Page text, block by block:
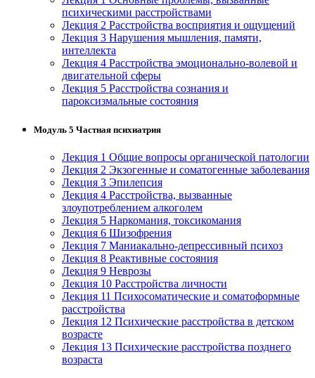
психическими расстройствами
Лекция 2 Расстройства восприятия и ощущений
Лекция 3 Нарушения мышления, памяти,
интеллекта
Лекция 4 Расстройства эмоционально-волевой и
двигательной сферы
Лекция 5 Расстройства сознания и
пароксизмальные состояния
Модуль 5 Частная психиатрия
Лекция 1 Общие вопросы органической патологии
Лекция 2 Экзогенные и соматогенные заболевания
Лекция 3 Эпилепсия
Лекция 4 Расстройства, вызванные
злоупотреблением алкоголем
Лекция 5 Наркомания, токсикомания
Лекция 6 Шизофрения
Лекция 7 Маниакально-депрессивный психоз
Лекция 8 Реактивные состояния
Лекция 9 Неврозы
Лекция 10 Расстройства личности
Лекция 11 Психосоматические и соматоформные
расстройства
Лекция 12 Психические расстройства в детском
возрасте
Лекция 13 Психические расстройства позднего
возраста